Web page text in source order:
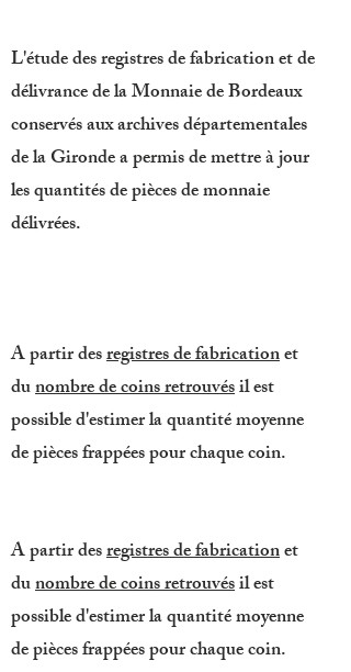
L'étude des registres de fabrication et de
délivrance de la Monnaie de Bordeaux
conservés aux archives départementales
de la Gironde a permis de mettre à jour
les quantités de pièces de monnaie
délivrées.
A partir desregistres de fabricationet
dunombre de coins retrouvésil est
possible d'estimer la quantité moyenne
de pièces frappées pour chaque coin.
A partir desregistres de fabricationet
dunombre de coins retrouvésil est
possible d'estimer la quantité moyenne
de pièces frappées pour chaque coin.